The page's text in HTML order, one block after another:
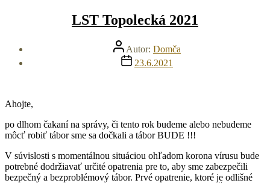
LST Topolecká 2021
Autor
článku
Autor: Domča
Dátum
článku
23.6.2021
Ahojte,
po dlhom čakaní na správy, či tento rok budeme alebo nebudeme
môcť robiť tábor sme sa dočkali a tábor BUDE !!!
V súvislosti s momentálnou situáciou ohľadom korona vírusu bude
potrebné dodržiavať určité opatrenia pre to, aby sme zabezpečili
bezpečný a bezproblémový tábor. Prvé opatrenie, ktoré je odlišné